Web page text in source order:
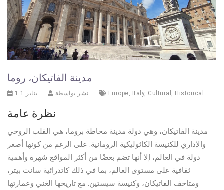
مدينة الفاتيكان، روما
1 يناير 1 نشر بواسطة Europe Italy, Cultural Historical
نظرة عامة
مدينة الفاتيكان، وهي دولة مدينة محاطة بروما، هي القلب الروحي
والإداري للكنيسة الكاثوليكية الرومانية. على الرغم من كونها أصغر
دولة في العالم، إلا أنها تضم بعضًا من أكثر المواقع شهرة وأهمية
ثقافية على مستوى العالم، بما في ذلك كاتدرائية سانت بيتر،
ومتاحف الفاتيكان، وكنيسة سيستين. مع تاريخها الغني وعمارتها